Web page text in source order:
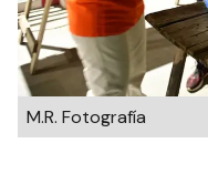
M.R. Fotografía